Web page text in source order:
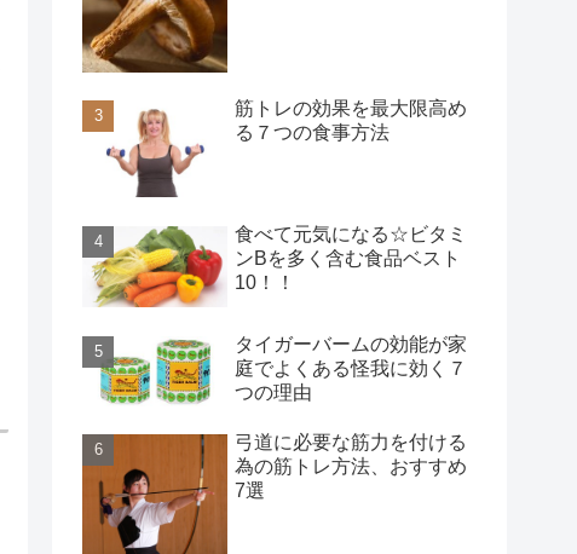
筋トレの効果を最大限高め
る７つの食事方法
食べて元気になる☆ビタミ
ンBを多く含む食品ベスト
10！！
タイガーバームの効能が家
庭でよくある怪我に効く７
つの理由
弓道に必要な筋力を付ける
為の筋トレ方法、おすすめ
7選